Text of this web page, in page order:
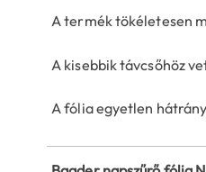
A termék tökéletesen
A kisebbik távcsőhöz
A fólia egyetlen